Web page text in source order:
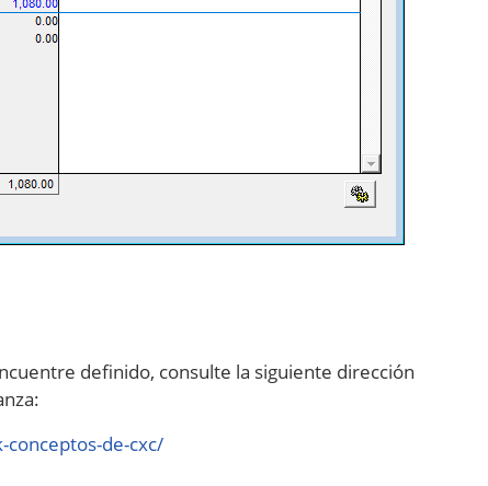
definido, consulte la siguiente dirección
de-cxc/